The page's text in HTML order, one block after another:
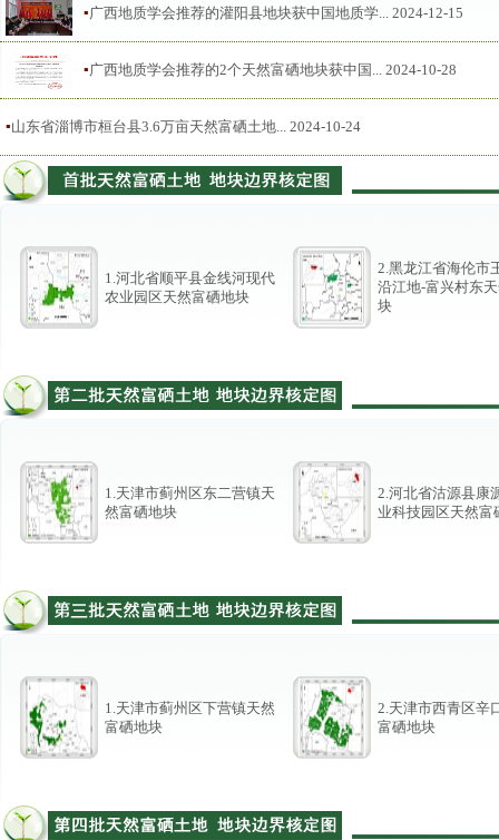
▪广西地质学会推荐的灌阳县地块获中国地质学... 2024-12-15
▪广西地质学会推荐的2个天然富硒地块获中国... 2024-10-28
▪山东省淄博市桓台县3.6万亩天然富硒土地... 2024-10-24
1. 河北省顺平县金线河现代
农业园区天然富硒地块
2.黑龙江省海伦市
沿江地-富兴村东
块
1. 天津市蓟州区东二营镇天
然富硒地块
2.河北省沽源县康
业科技园区天然富
1.天津市蓟州区下营镇天然
富硒地块
2.天津市西青区辛
富硒地块